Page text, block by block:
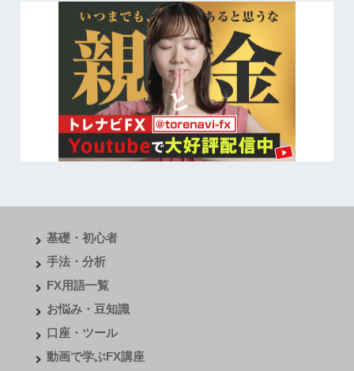
基礎・初心者
手法・分析
FX用語一覧
お悩み・豆知識
口座・ツール
動画で学ぶFX講座